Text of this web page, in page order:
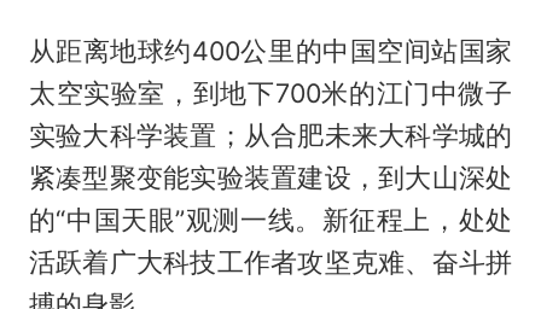
从距离地球约400公里的中国空间站国家
太空实验室，到地下700米的江门中微子
实验大科学装置；从合肥未来大科学城的
紧凑型聚变能实验装置建设，到大山深处
的“中国天眼”观测一线。新征程上，处处
活跃着广大科技工作者攻坚克难、奋斗拼